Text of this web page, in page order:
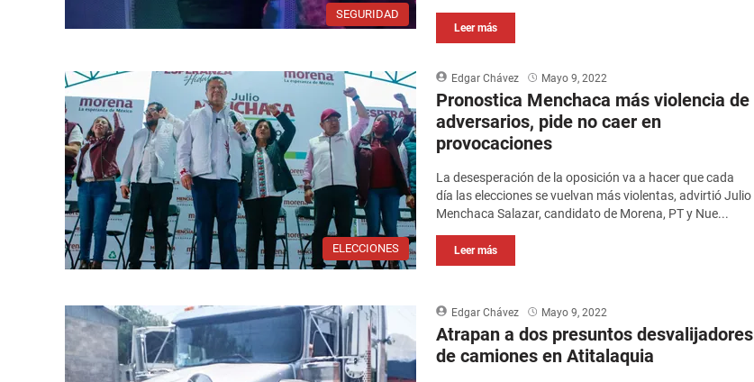
SEGURIDAD
Leer más
ELECCIONES
Edgar Chávez Mayo 9, 2022
Pronostica Menchaca más violencia de
adversarios, pide no caer en
provocaciones
La desesperación de la oposición va a hacer que cada
día las elecciones se vuelvan más violentas, advirtió Julio
Menchaca Salazar, candidato de Morena, PT y Nue...
Leer más
Edgar Chávez Mayo 9, 2022
Atrapan a dos presuntos desvalijadores
de camiones en Atitalaquia